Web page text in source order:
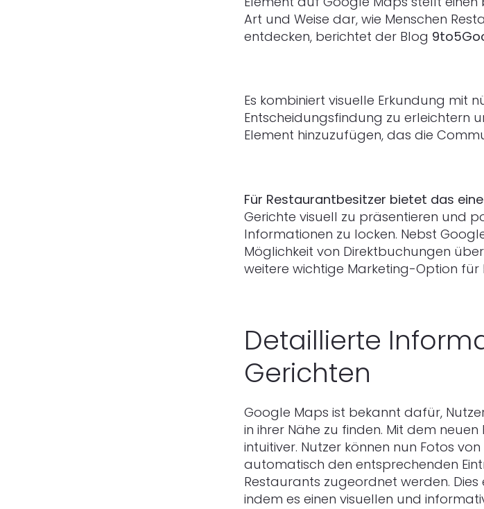
Art und Weise dar, wie Menschen
entdecken, berichtet der Blog
Es kombiniert visuelle Erkundung mit
Entscheidungsfindung zu erleichtern
Element hinzuzufügen, das die
Für Restaurantbesitzer bietet das
Gerichte visuell zu präsentieren und
Informationen zu locken. Nebst
Möglichkeit von Direktbuchungen
weitere wichtige Marketing-Option für
Detaillierte
Gerichten
Google Maps ist bekannt dafür,
in ihrer Nähe zu finden. Mit dem
intuitiver. Nutzer können nun Fotos
automatisch den entsprechenden
Restaurants zugeordnet werden.
indem es einen visuellen und